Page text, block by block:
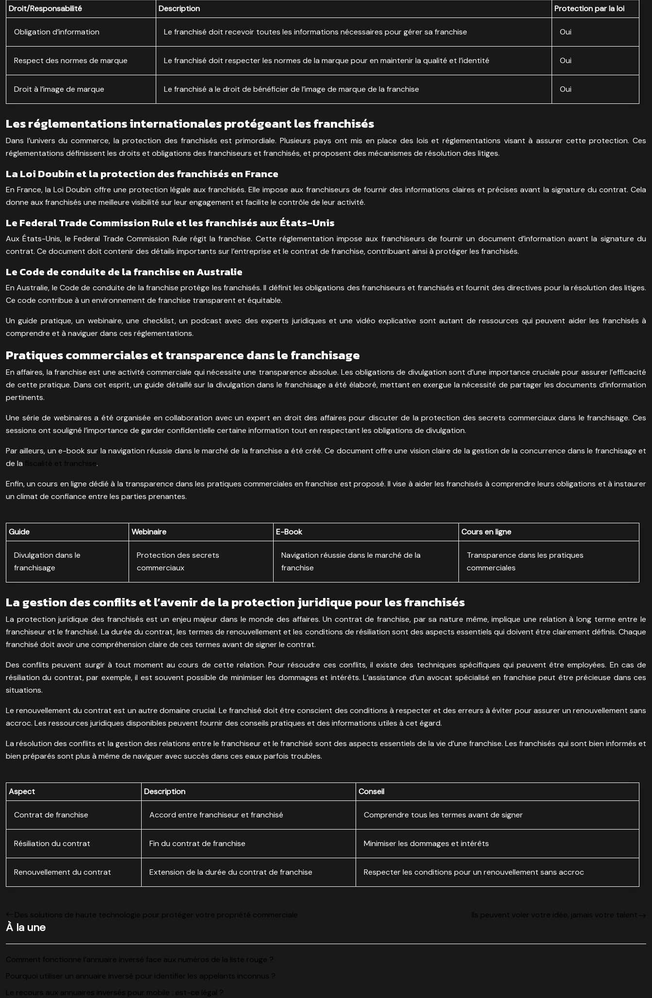
Droit/Responsabilité Description Protection par la loi
Obligation d’information Le franchisé doit recevoir toutes les informations nécessaires pour gérer sa franchise Oui
Respect des normes de marque Le franchisé doit respecter les normes de la marque pour en maintenir la qualité et l’identité Oui
Droit à l’image de marque Le franchisé a le droit de bénéficier de l’image de marque de la franchise Oui
Les réglementations internationales protégeant les franchisés
Dans l’univers du commerce, la protection des franchisés est primordiale. Plusieurs pays ont mis en place des lois et réglementations visant à assurer cette protection. Ces
réglementations définissent les droits et obligations des franchiseurs et franchisés, et proposent des mécanismes de résolution des litiges.
La Loi Doubin et la protection des franchisés en France
En France, la Loi Doubin offre une protection légale aux franchisés. Elle impose aux franchiseurs de fournir des informations claires et précises avant la signature du contrat. Cela
donne aux franchisés une meilleure visibilité sur leur engagement et facilite le contrôle de leur activité.
Le Federal Trade Commission Rule et les franchisés aux États-Unis
Aux États-Unis, le Federal Trade Commission Rule régit la franchise. Cette réglementation impose aux franchiseurs de fournir un document d’information avant la signature du
contrat. Ce document doit contenir des détails importants sur l’entreprise et le contrat de franchise, contribuant ainsi à protéger les franchisés.
Le Code de conduite de la franchise en Australie
En Australie, le Code de conduite de la franchise protège les franchisés. Il définit les obligations des franchiseurs et franchisés et fournit des directives pour la résolution des litiges.
Ce code contribue à un environnement de franchise transparent et équitable.
Un guide pratique, un webinaire, une checklist, un podcast avec des experts juridiques et une vidéo explicative sont autant de ressources qui peuvent aider les franchisés à
comprendre et à naviguer dans ces réglementations.
Pratiques commerciales et transparence dans le franchisage
En affaires, la franchise est une activité commerciale qui nécessite une transparence absolue. Les obligations de divulgation sont d’une importance cruciale pour assurer l’efficacité
de cette pratique. Dans cet esprit, un guide détaillé sur la divulgation dans le franchisage a été élaboré, mettant en exergue la nécessité de partager les documents d’information
pertinents.
Une série de webinaires a été organisée en collaboration avec un expert en droit des affaires pour discuter de la protection des secrets commerciaux dans le franchisage. Ces
sessions ont souligné l’importance de garder confidentielle certaine information tout en respectant les obligations de divulgation.
Par ailleurs, un e-book sur la navigation réussie dans le marché de la franchise a été créé. Ce document offre une vision claire de la gestion de la concurrence dans le franchisage et
de la fiscalité et franchise.
Enfin, un cours en ligne dédié à la transparence dans les pratiques commerciales en franchise est proposé. Il vise à aider les franchisés à comprendre leurs obligations et à instaurer
un climat de confiance entre les parties prenantes.
Guide Webinaire E-Book Cours en ligne
Divulgation dans le
franchisage
Protection des secrets
commerciaux
Navigation réussie dans le marché de la
franchise
Transparence dans les pratiques
commerciales
La gestion des conflits et l’avenir de la protection juridique pour les franchisés
La protection juridique des franchisés est un enjeu majeur dans le monde des affaires. Un contrat de franchise, par sa nature même, implique une relation à long terme entre le
franchiseur et le franchisé. La durée du contrat, les termes de renouvellement et les conditions de résiliation sont des aspects essentiels qui doivent être clairement définis. Chaque
franchisé doit avoir une compréhension claire de ces termes avant de signer le contrat.
Des conflits peuvent surgir à tout moment au cours de cette relation. Pour résoudre ces conflits, il existe des techniques spécifiques qui peuvent être employées. En cas de
résiliation du contrat, par exemple, il est souvent possible de minimiser les dommages et intérêts. L’assistance d’un avocat spécialisé en franchise peut être précieuse dans ces
situations.
Le renouvellement du contrat est un autre domaine crucial. Le franchisé doit être conscient des conditions à respecter et des erreurs à éviter pour assurer un renouvellement sans
accroc. Les ressources juridiques disponibles peuvent fournir des conseils pratiques et des informations utiles à cet égard.
La résolution des conflits et la gestion des relations entre le franchiseur et le franchisé sont des aspects essentiels de la vie d’une franchise. Les franchisés qui sont bien informés et
bien préparés sont plus à même de naviguer avec succès dans ces eaux parfois troubles.
Aspect Description Conseil
Contrat de franchise Accord entre franchiseur et franchisé Comprendre tous les termes avant de signer
Résiliation du contrat Fin du contrat de franchise Minimiser les dommages et intérêts
Renouvellement du contrat Extension de la durée du contrat de franchise Respecter les conditions pour un renouvellement sans accroc
Des solutions de haute technologie pour protéger votre propriété commerciale Ils peuvent voler votre idée, jamais votre talent
À la une
Comment fonctionne l’annuaire inversé face aux numéros de la liste rouge ?
Pourquoi utiliser un annuaire inversé pour identifier les appelants inconnus ?
Le recours aux annuaires inversés pour mobile : est-ce légal ?